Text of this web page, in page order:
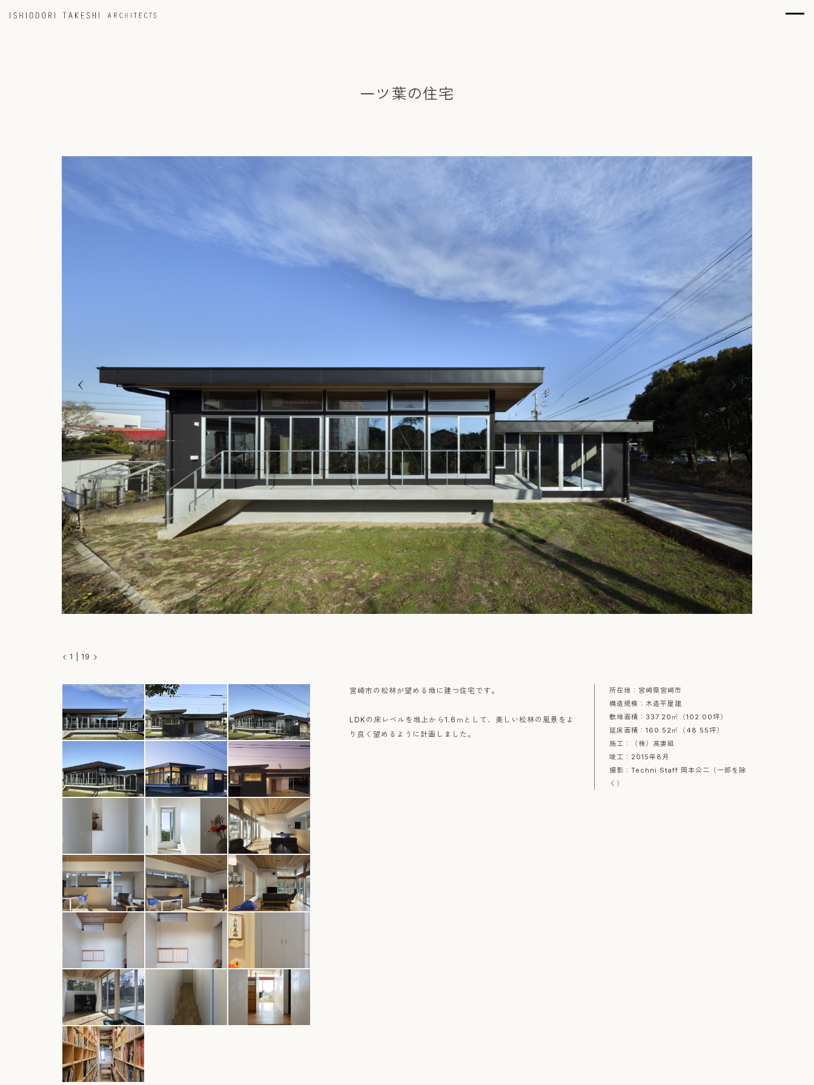
一ツ葉の住宅
1 19
宮崎市の松林が望める地に建つ住宅です。
LDKの床レベルを地上から1.6ｍとして、美しい松林の風景をよ
り良く望めるように計画しました。
所在地：宮崎県宮崎市
構造規模：木造平屋建
敷地面積：337.20㎡（102.00坪）
延床面積：160.52㎡（48.55坪）
施工：（株）高妻組
竣工：2015年8月
撮影：Techni Staff 岡本公二（一部を除
く）